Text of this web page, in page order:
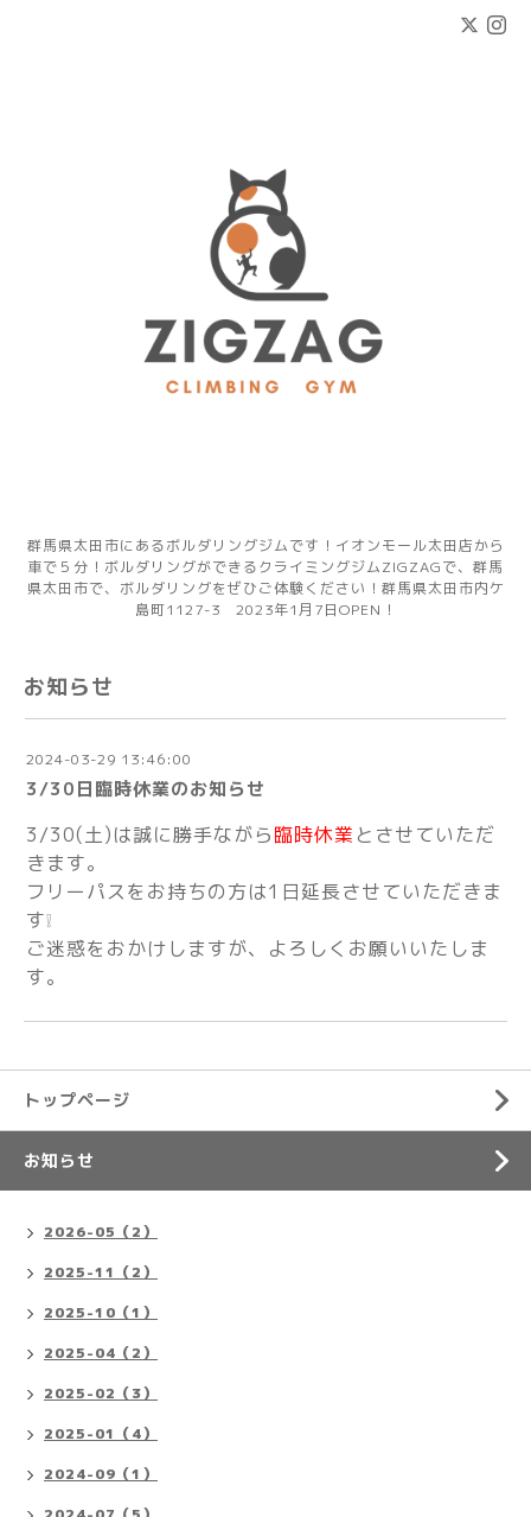
群馬県太田市にあるボルダリングジムです！イオンモール太田店から
車で５分！ボルダリングができるクライミングジムZIGZAGで、群馬
県太田市で、ボルダリングをぜひご体験ください！群馬県太田市内ケ
島町1127-3 2023年1月7日OPEN！
お知らせ
2024-03-29 13:46:00
3/30日臨時休業のお知らせ
3/30(土)は誠に勝手ながら臨時休業 とさせていただ
きます。
フリーパスをお持ちの方は1日延長させていただきま
す❕
ご迷惑をおかけしますが、よろしくお願いいたしま
す。
トップページ
お知らせ
2026-05（2）
2025-11（2）
2025-10（1）
2025-04（2）
2025-02（3）
2025-01（4）
2024-09（1）